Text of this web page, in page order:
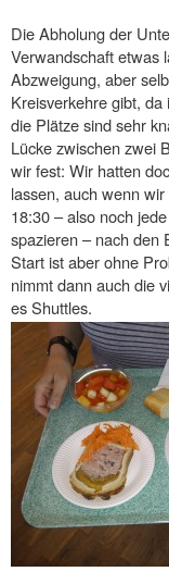
Die Abholung der
Verwandschaft etwas
Abzweigung, aber
Kreisverkehre gibt,
die Plätze sind sehr
Lücke zwischen zwei
wir fest: Wir hatten
lassen, auch wenn
18:30 – also noch
spazieren – nach den
Start ist aber ohne
nimmt dann auch die
es Shuttles.